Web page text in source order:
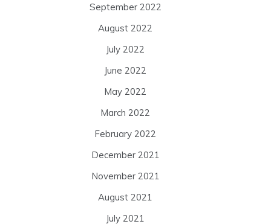
September 2022
August 2022
July 2022
June 2022
May 2022
March 2022
February 2022
December 2021
November 2021
August 2021
July 2021